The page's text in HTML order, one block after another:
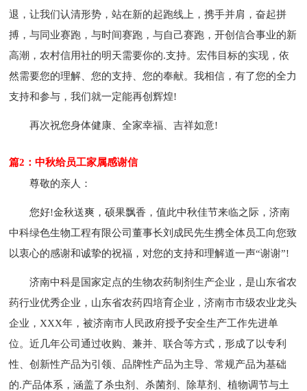
退，让我们认清形势，站在新的起跑线上，携手并肩，奋起拼
搏，与同业赛跑，与时间赛跑，与自己赛跑，开创信合事业的新
高潮，农村信用社的明天需要你的.支持。宏伟目标的实现，依
然需要您的理解、您的支持、您的奉献。我相信，有了您的全力
支持和参与，我们就一定能再创辉煌!
再次祝您身体健康、全家幸福、吉祥如意!
篇2：中秋给员工家属感谢信
尊敬的亲人：
您好!金秋送爽，硕果飘香，值此中秋佳节来临之际，济南
中科绿色生物工程有限公司董事长刘成民先生携全体员工向您致
以衷心的感谢和诚挚的祝福，对您的支持和理解道一声“谢谢”!
济南中科是国家定点的生物农药制剂生产企业，是山东省农
药行业优秀企业，山东省农药四培育企业，济南市市级农业龙头
企业，XXX年，被济南市人民政府授予安全生产工作先进单
位。近几年公司通过收购、兼并、联合等方式，形成了以专利
性、创新性产品为引领、品牌性产品为主导、常规产品为基础
的.产品体系，涵盖了杀虫剂、杀菌剂、除草剂、植物调节与土